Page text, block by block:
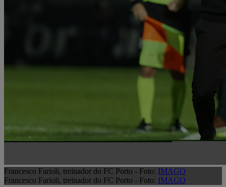
Francesco Farioli, treinador do FC Porto - Foto: IMAGO
Francesco Farioli, treinador do FC Porto - Foto: IMAGO